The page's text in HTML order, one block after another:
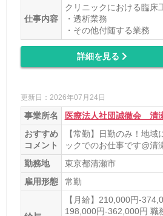
仕事内容
クリニックにおける臨床
・透析業務
・その他付随する業務
詳細を見る
更新日：2026年07月24日
事業所名
医療法人社団誠徹会 清
おすすめ
コメント
【常勤】日勤のみ！地域
ックでのお仕事です@清
勤務地
東京都清瀬市
雇用形態
常勤
【月給】210,000円-
198,000円-362,000円